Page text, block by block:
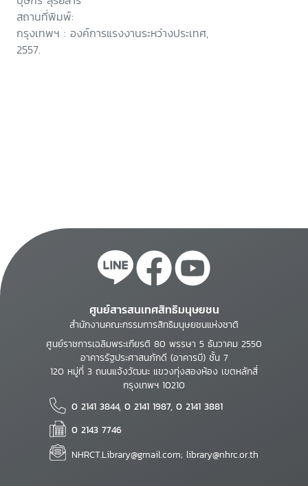
สถานที่พิมพ์:
กรุงเทพฯ : องค์การแรงงานระหว่างประเทศ,
2557.
ศูนย์สารสนเทศสิทธิมนุษยชน
สำนักงานคณะกรรมการสิทธิมนุษยชนแห่งชาติ
ศูนย์ราชการเฉลิมพระเกียรติ 80 พรรษา 5 ธันวาคม 2550
อาคารรัฐประศาสนภักดี (อาคารบี) ชั้น 7
120 หมู่ที่ 3 ถนนแจ้งวัฒนะ แขวงทุ่งสองห้อง เขตหลักสี่
กรุงเทพฯ 10210
0 2141 3844, 0 2141 1987, 0 2141 3881
0 2143 7746
NHRCT.Library@gmail.com; library@nhrc.or.th